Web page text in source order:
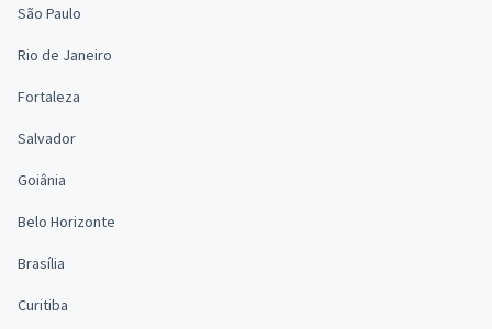
São Paulo
Rio de Janeiro
Fortaleza
Salvador
Goiânia
Belo Horizonte
Brasília
Curitiba